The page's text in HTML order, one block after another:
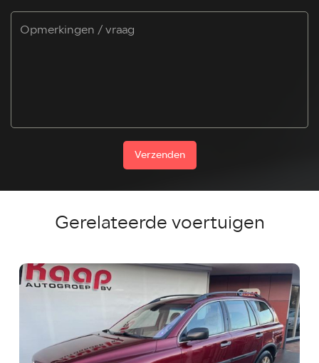
Verzenden
Gerelateerde voertuigen